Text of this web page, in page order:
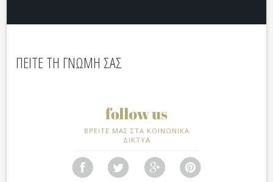
ΠΕΙΤΕ ΤΗ ΓΝΩΜΗ ΣΑΣ
ΒΡΕΙΤΕ ΜΑΣ ΣΤΑ ΚΟΙΝΩΝΙΚΑ
ΔΙΚΤΥΑ